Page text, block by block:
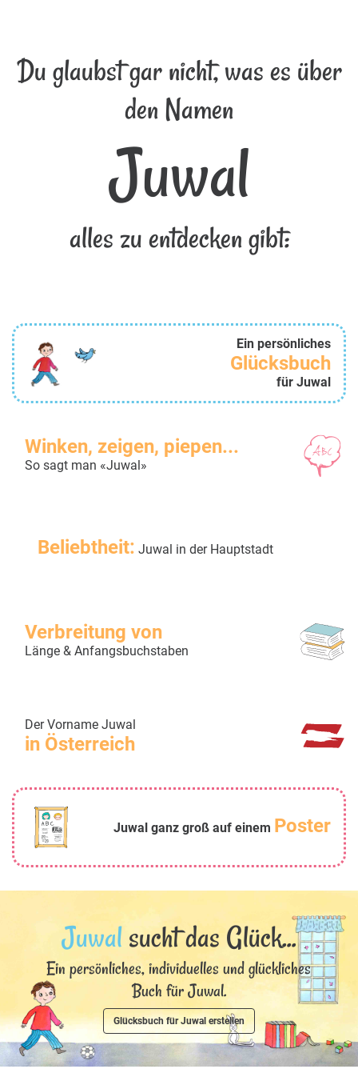
Du glaubst gar nicht, was es über
den Namen
Juwal
alles zu entdecken gibt:
Ein persönliches
Glücksbuch
für Juwal
Winken, zeigen, piepen...
So sagt man «Juwal»
Beliebtheit: Juwal in der Hauptstadt
Verbreitung von
Länge & Anfangsbuchstaben
Der Vorname Juwal
in Österreich
Juwal ganz groß auf einem Poster
Juwalsucht das Glück...
Ein persönliches, individuelles und glückliches
Buch für Juwal.
Glücksbuch für Juwal erstellen